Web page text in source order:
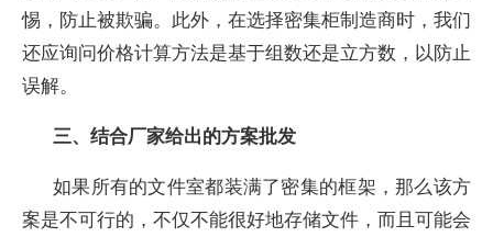
惕，防止被欺骗。此外，在选择密集柜制造商时，我们
还应询问价格计算方法是基于组数还是立方数，以防止
误解。
三、结合厂家给出的方案批发
如果所有的文件室都装满了密集的框架，那么该方
案是不可行的，不仅不能很好地存储文件，而且可能会